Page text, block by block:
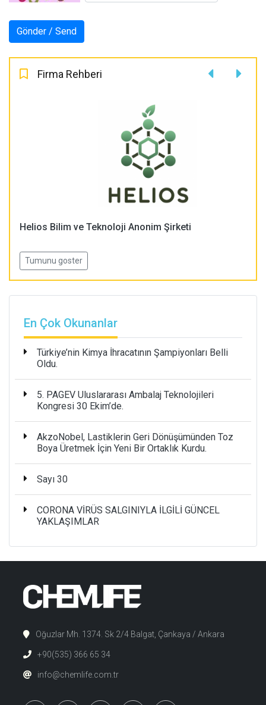
Firma Rehberi
Helios Bilim ve Teknoloji Anonim Şirketi
Tumunu goster
En Çok Okunanlar
Türkiye’nin Kimya İhracatının Şampiyonları Belli
Oldu.
5. PAGEV Uluslararası Ambalaj Teknolojileri
Kongresi 30 Ekim’de.
AkzoNobel, Lastiklerin Geri Dönüşümünden Toz
Boya Üretmek İçin Yeni Bir Ortaklık Kurdu.
Sayı 30
CORONA VİRÜS SALGINIYLA İLGİLİ GÜNCEL
YAKLAŞIMLAR
Oğuzlar Mh. 1374. Sk 2/4 Balgat, Çankaya / Ankara
+90(535) 366 65 34
info@chemlife.com.tr